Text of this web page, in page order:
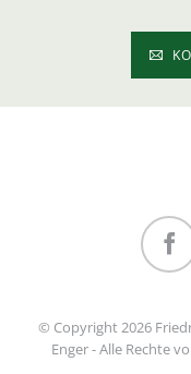
© Copyright 2026
Enger - Alle Rechte